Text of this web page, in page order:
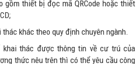
gồm thiết bị đọc mã QRCode hoặc thiết
khác theo quy định chuyên ngành.
khai thác được thông tin về cư trú của
thức nêu trên thì có thể yêu cầu công